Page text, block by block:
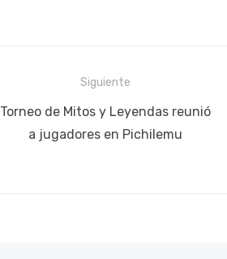
Siguiente
Siguiente
publicación:
Torneo de Mitos y Leyendas reunió
a jugadores en Pichilemu